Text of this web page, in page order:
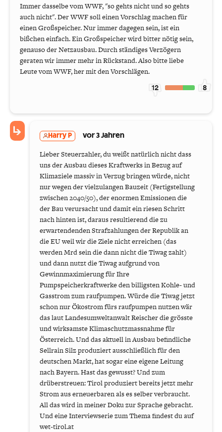
Immer dasselbe vom WWF, "so gehts nicht und so gehts
auch nicht". Der WWF soll einen Vorschlag machen für
einen Großspeicher. Nur immer dagegen sein, ist ein
bißchen einfach. Ein Großspeicher wird bitter nötig sein,
genauso der Netzausbau. Durch ständiges Verzögern
geraten wir immer mehr in Rückstand. Also bitte liebe
Leute vom WWF, her mit den Vorschlägen.
12 8
Harry P vor 3 Jahren
Lieber Steuerzahler, du weißt natürlich nicht dass
uns der Ausbau dieses Kraftwerks in Bezug auf
Klimaziele massiv in Verzug bringen würde, nicht
nur wegen der vielzulangen Bauzeit (Fertigstellung
zwischen 2040/50), der enormen Emissionen die
der Bau verursacht und damit ein riesen Schritt
nach hinten ist, daraus resultierend die zu
erwartendenden Strafzahlungen der Republik an
die EU weil wir die Ziele nicht erreichen (das
werden Mrd sein die dann nicht die Tiwag zahlt)
und dann nutzt die Tiwag aufgrund von
Gewinnmaximierung für Ihre
Pumpspeicherkraftwerke den billigsten Kohle- und
Gasstrom zum raufpumpen. Würde die Tiwag jetzt
schon nur Ökostrom fürs raufpumpen nutzen wär
das laut Landesumweltanwalt Reischer die grösste
und wirksamste Klimaschutzmassnahme für
Österreich. Und das aktuell in Ausbau befindliche
Sellrain Silz produziert ausschließlich für den
deutschen Markt, hat sogar eine eigene Leitung
nach Bayern. Hast das gewusst? Und zum
drüberstreuen: Tirol produziert bereits jetzt mehr
Strom aus erneuerbaren als es selber verbraucht.
All das wird in meiner Doku zur Sprache gebracht.
Und eine Interviewserie zum Thema findest du auf
wet-tirol.at